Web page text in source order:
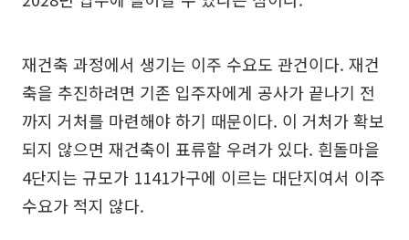
재건축 과정에서 생기는 이주 수요도 관건이다. 재건
축을 추진하려면 기존 입주자에게 공사가 끝나기 전
까지 거처를 마련해야 하기 때문이다. 이 거처가 확보
되지 않으면 재건축이 표류할 우려가 있다. 흰돌마을
4단지는 규모가 1141가구에 이르는 대단지여서 이주
수요가 적지 않다.